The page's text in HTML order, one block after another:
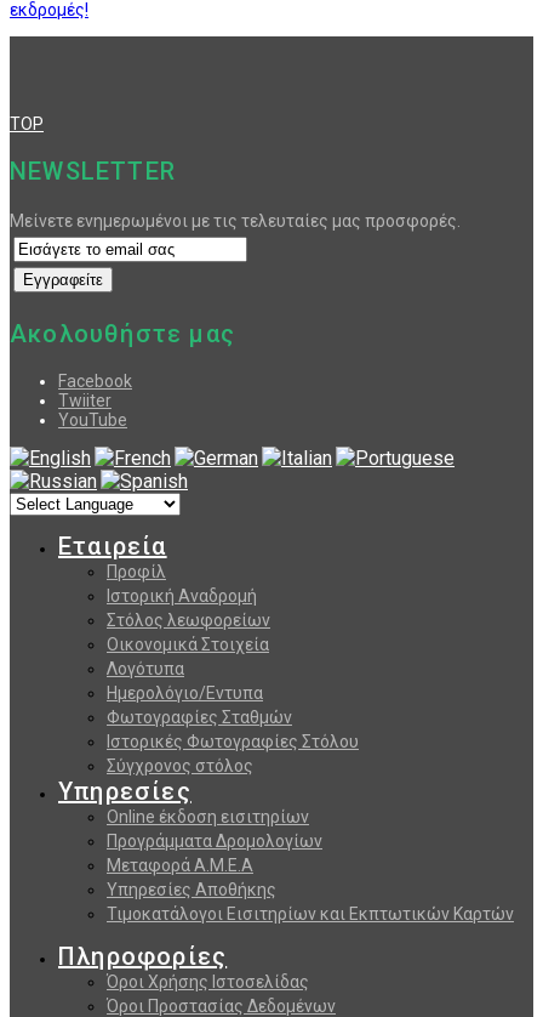
εκδρομές!
TOP
NEWSLETTER
Μείνετε ενημερωμένοι με τις τελευταίες μας προσφορές.
Ακολουθήστε μας
Facebook
Twiiter
YouTube
Εταιρεία
Προφίλ
Ιστορική Αναδρομή
Στόλος λεωφορείων
Οικονομικά Στοιχεία
Λογότυπα
Ημερολόγιο/Εντυπα
Φωτογραφίες Σταθμών
Ιστορικές Φωτογραφίες Στόλου
Σύγχρονος στόλος
Υπηρεσίες
Online έκδοση εισιτηρίων
Προγράμματα Δρομολογίων
Μεταφορά Α.Μ.Ε.Α
Υπηρεσίες Αποθήκης
Τιμοκατάλογοι Εισιτηρίων και Εκπτωτικών Καρτών
Πληροφορίες
Όροι Χρήσης Ιστοσελίδας
Όροι Προστασίας Δεδομένων